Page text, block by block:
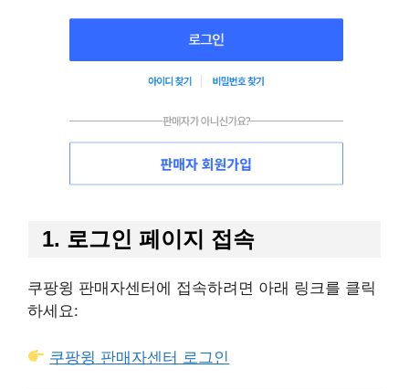
1. 로그인 페이지 접속
쿠팡윙 판매자센터에 접속하려면 아래 링크를 클릭
하세요:
쿠팡윙 판매자센터 로그인